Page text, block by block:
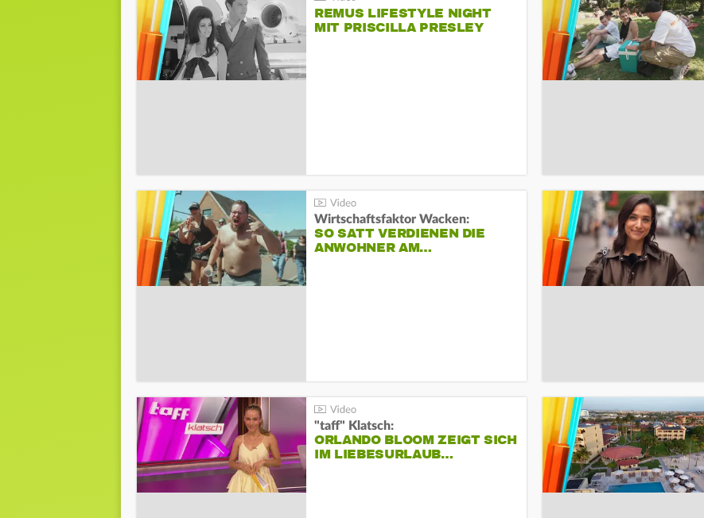
REMUS LIFESTYLE NIGHT
MIT PRISCILLA PRESLEY
Wirtschaftsfaktor Wacken:
SO SATT VERDIENEN DIE
ANWOHNER AM…
"taff" Klatsch:
ORLANDO BLOOM ZEIGT SICH
IM LIEBESURLAUB…